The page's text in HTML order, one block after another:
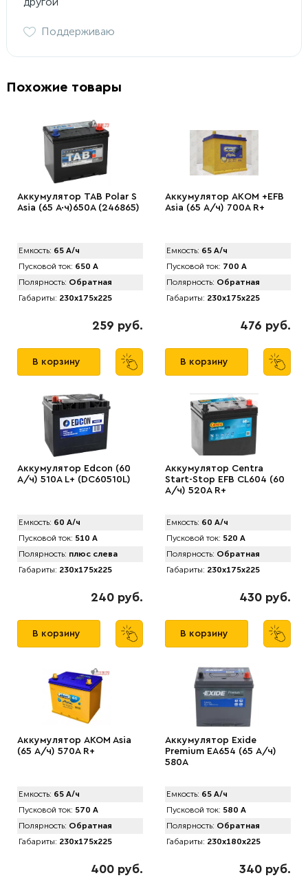
Поддерживаю
Похожие товары
Аккумулятор TAB Polar S
Asia (65 А·ч)650А (246865)
Емкость: 65 А/ч
Пусковой ток: 650 А
Полярность: Обратная
Габариты: 230x175x225
259 руб.
В корзину
Аккумулятор AКOM +EFB
Asia (65 А/ч) 700A R+
Емкость: 65 А/ч
Пусковой ток: 700 А
Полярность: Обратная
Габариты: 230x175x225
476 руб.
В корзину
Аккумулятор Edcon (60
А/ч) 510A L+ (DC60510L)
Емкость: 60 А/ч
Пусковой ток: 510 А
Полярность: плюс слева
Габариты: 230x175x225
240 руб.
В корзину
Аккумулятор Centra
Start-Stop EFB CL604 (60
А/ч) 520A R+
Емкость: 60 А/ч
Пусковой ток: 520 А
Полярность: Обратная
Габариты: 230x175x225
430 руб.
В корзину
Аккумулятор AKOM Asia
(65 А/ч) 570A R+
Емкость: 65 А/ч
Пусковой ток: 570 А
Полярность: Обратная
Габариты: 230x175x225
400 руб.
Аккумулятор Exide
Premium EA654 (65 А/ч)
580A
Емкость: 65 А/ч
Пусковой ток: 580 А
Полярность: Обратная
Габариты: 230x180x225
340 руб.